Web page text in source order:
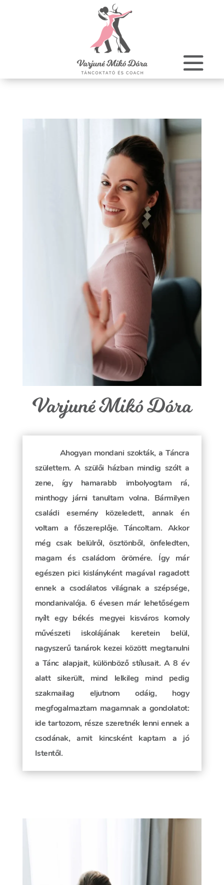
Varjuné Mikó Dóra
Ahogyan mondani szokták, a Táncra
születtem. A szülői házban mindig szólt a
zene, így hamarabb imbolyogtam rá,
minthogy járni tanultam volna. Bármilyen
családi esemény közeledett, annak én
voltam a főszereplője. Táncoltam. Akkor
még csak belülről, ösztönből, önfeledten,
magam és családom örömére. Így már
egészen pici kislányként magával ragadott
ennek a csodálatos világnak a szépsége,
mondanivalója. 6 évesen már lehetőségem
nyílt egy békés megyei kisváros komoly
művészeti iskolájának keretein belül,
nagyszerű tanárok kezei között megtanulni
a Tánc alapjait, különböző stílusait. A 8 év
alatt sikerült, mind lelkileg mind pedig
szakmailag eljutnom odáig, hogy
megfogalmaztam magamnak a gondolatot:
ide tartozom, része szeretnék lenni ennek a
csodának, amit kincsként kaptam a jó
Istentől.